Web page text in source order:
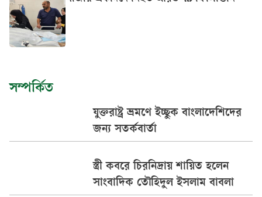
সম্পর্কিত
যুক্তরাষ্ট্র ভ্রমণে ইচ্ছুক বাংলাদেশিদের
জন্য সতর্কবার্তা
স্ত্রী কবরে চিরনিদ্রায় শায়িত হলেন
সাংবাদিক তৌহিদুল ইসলাম বাবলা